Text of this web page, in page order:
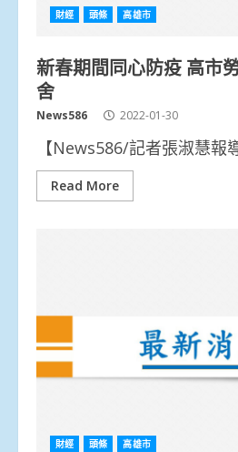
財經 頭條 高雄市
新春期間同心防疫 高市
舍
News586 2022-01-30
【News586/記者張淑慧報
Read More
財經 頭條 高雄市